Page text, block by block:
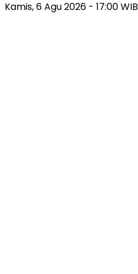
Kamis, 6 Agu 2026 - 17:00 WIB